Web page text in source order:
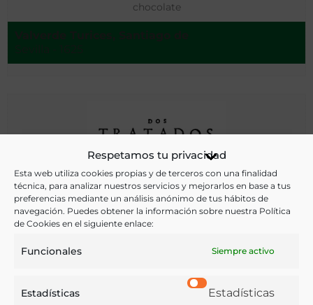
Respetamos tu privacidad
Esta web utiliza cookies propias y de terceros con una finalidad
técnica, para analizar nuestros servicios y mejorarlos en base a tus
preferencias mediante un análisis anónimo de tus hábitos de
navegación. Puedes obtener la información sobre nuestra Política
de Cookies en el siguiente enlace:
Funcionales Siempre activo
Estadísticas Estadísticas
chocolate